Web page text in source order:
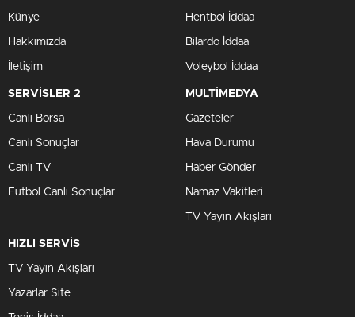
Künye
Hakkımızda
İletişim
Hentbol İddaa
Bilardo İddaa
Voleybol İddaa
SERVİSLER 2
Canlı Borsa
Canlı Sonuçlar
Canlı TV
Futbol Canlı Sonuçlar
MULTİMEDYA
Gazeteler
Hava Durumu
Haber Gönder
Namaz Vakitleri
TV Yayın Akışları
HIZLI SERVİS
TV Yayın Akışları
Yazarlar Site